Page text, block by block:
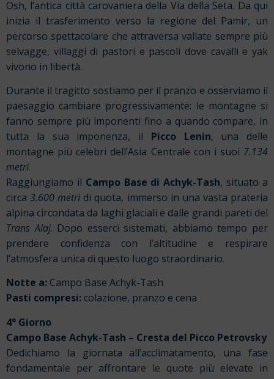
Osh, l’antica città carovaniera della Via della Seta. Da qui
inizia il trasferimento verso la regione del Pamir, un
percorso spettacolare che attraversa vallate sempre più
selvagge, villaggi di pastori e pascoli dove cavalli e yak
vivono in libertà.
Durante il tragitto sostiamo per il pranzo e osserviamo il
paesaggio cambiare progressivamente: le montagne si
fanno sempre più imponenti fino a quando compare, in
tutta la sua imponenza, il Picco Lenin, una delle
montagne più celebri dell’Asia Centrale con i suoi 7.134
metri.
Raggiungiamo il Campo Base di Achyk-Tash, situato a
circa3.600 metri di quota, immerso in una vasta prateria
alpina circondata da laghi glaciali e dalle grandi pareti del
Trans Alaj. Dopo esserci sistemati, abbiamo tempo per
prendere confidenza con l’altitudine e respirare
l’atmosfera unica di questo luogo straordinario.
Notte a: Campo Base Achyk-Tash
Pasti compresi: colazione, pranzo e cena
4° Giorno
Campo Base Achyk-Tash – Cresta del Picco Petrovsky
Dedichiamo la giornata all’acclimatamento, una fase
fondamentale per affrontare le quote più elevate in